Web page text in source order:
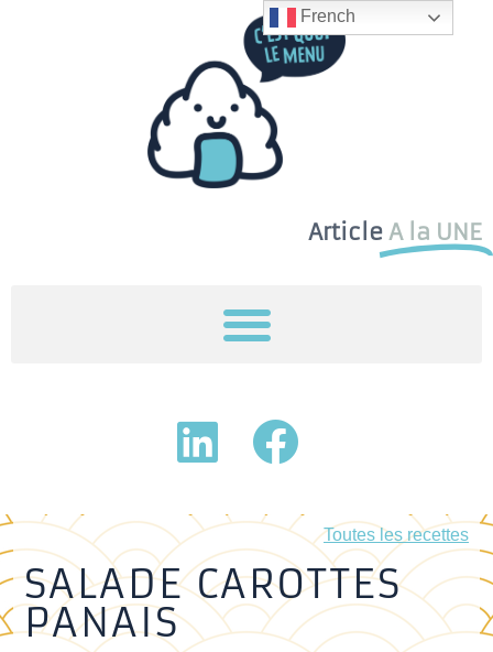
Article A la UNE
Toutes les recettes
SALADE CAROTTES
PANAIS
French